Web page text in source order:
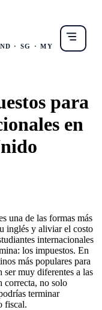
· SG · MY
para
en
una de las formas más
inglés y aliviar el costo
internacionales
los impuestos. En
más populares para
ser muy diferentes a las
correcta, no solo
terminar
fiscal.